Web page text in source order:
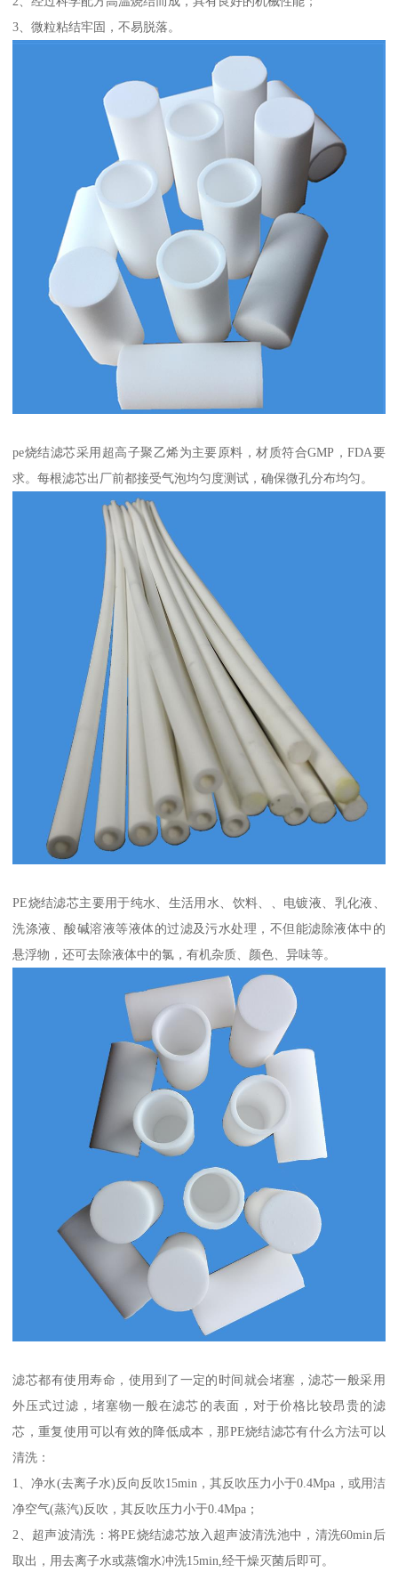
3、微粒粘结牢固，不易脱落。
pe烧结滤芯采用超高子聚乙烯为主要原料，材质符合GMP，FDA要
求。每根滤芯出厂前都接受气泡均匀度测试，确保微孔分布均匀。
PE烧结滤芯主要用于纯水、生活用水、饮料、、电镀液、乳化液、
洗涤液、酸碱溶液等液体的过滤及污水处理，不但能滤除液体中的
悬浮物，还可去除液体中的氯，有机杂质、颜色、异味等。
滤芯都有使用寿命，使用到了一定的时间就会堵塞，滤芯一般采用
外压式过滤，堵塞物一般在滤芯的表面，对于价格比较昂贵的滤
芯，重复使用可以有效的降低成本，那PE烧结滤芯有什么方法可以
清洗：
1、净水(去离子水)反向反吹15min，其反吹压力小于0.4Mpa，或用洁
净空气(蒸汽)反吹，其反吹压力小于0.4Mpa；
2、超声波清洗：将PE烧结滤芯放入超声波清洗池中，清洗60min后
取出，用去离子水或蒸馏水冲洗15min,经干燥灭菌后即可。